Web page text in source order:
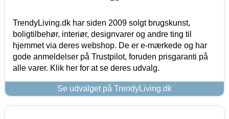
TrendyLiving.dk har siden 2009 solgt brugskunst,
boligtilbehør, interiør, designvarer og andre ting til
hjemmet via deres webshop. De er e-mærkede og har
gode anmeldelser på Trustpilot, foruden prisgaranti på
alle varer. Klik her for at se deres udvalg.
Se udvalget på TrendyLiving.dk